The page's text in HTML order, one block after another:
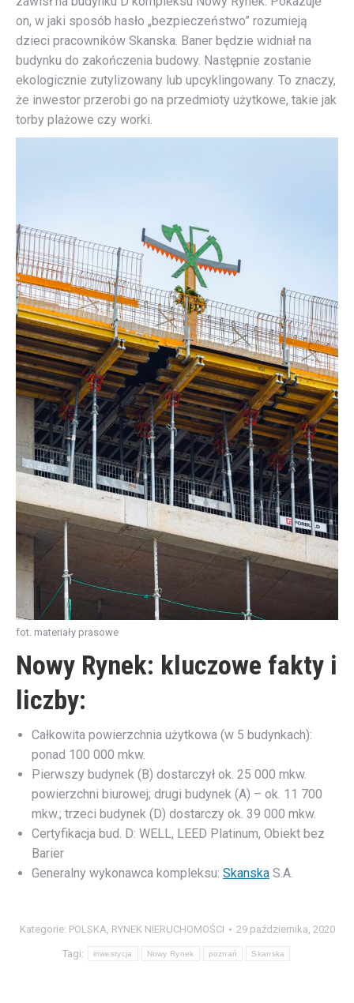
on, w jaki sposób hasło „bezpieczeństwo” rozumieją
dzieci pracowników Skanska. Baner będzie widniał na
budynku do zakończenia budowy. Następnie zostanie
ekologicznie zutylizowany lub upcyklingowany. To znaczy,
że inwestor przerobi go na przedmioty użytkowe, takie jak
torby plażowe czy worki.
fot. materiały prasowe
Nowy Rynek: kluczowe fakty i
liczby:
Całkowita powierzchnia użytkowa (w 5 budynkach):
ponad 100 000 mkw.
Pierwszy budynek (B) dostarczył ok. 25 000 mkw.
powierzchni biurowej; drugi budynek (A) – ok. 11 700
mkw.; trzeci budynek (D) dostarczy ok. 39 000 mkw.
Certyfikacja bud. D: WELL, LEED Platinum, Obiekt bez
Barier
Generalny wykonawca kompleksu: Skanska S.A.
Kategorie: POLSKA, RYNEK NIERUCHOMOŚCI 29 października, 2020
Tagi: inwestycja Nowy Rynek poznań Skanska